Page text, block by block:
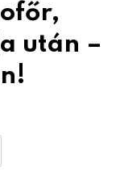
után –